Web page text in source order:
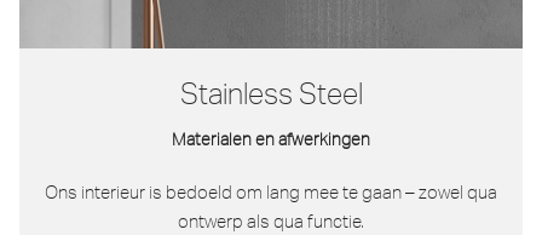
Stainless Steel
Materialen en afwerkingen
Ons interieur is bedoeld om lang mee te gaan – zowel qua
ontwerp als qua functie.